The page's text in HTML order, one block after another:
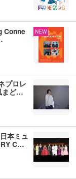
Conne
NEW
プロレ
まど…
本ミュ
C…